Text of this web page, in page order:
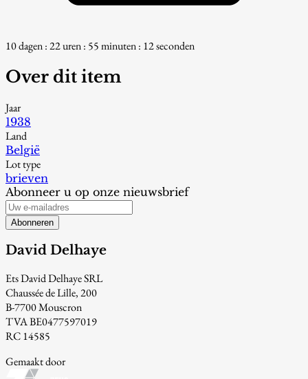
10 dagen : 22 uren : 55 minuten : 11 seconden
Over dit item
Jaar
1938
Land
België
Lot type
brieven
Abonneer u op onze nieuwsbrief
Abonneren
David Delhaye
Ets David Delhaye SRL
Chaussée de Lille, 200
B-7700 Mouscron
TVA BE0477597019
RC 14585
Gemaakt door